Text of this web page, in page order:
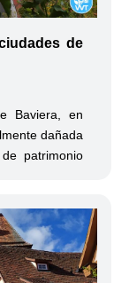
de
Baviera, en
dañada
patrimonio